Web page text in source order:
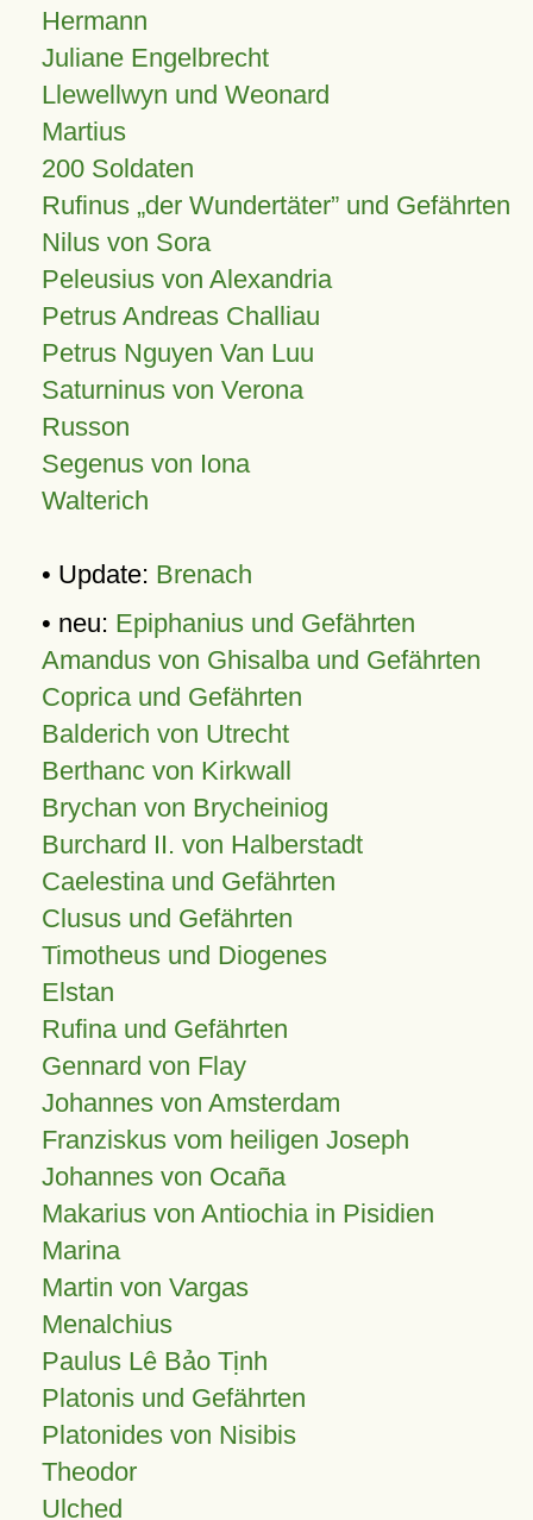
Hermann
Juliane Engelbrecht
Llewellwyn und Weonard
Martius
200 Soldaten
Rufinus „der Wundertäter” und Gefährten
Nilus von Sora
Peleusius von Alexandria
Petrus Andreas Challiau
Petrus Nguyen Van Luu
Saturninus von Verona
Russon
Segenus von Iona
Walterich
• Update: Brenach
• neu: Epiphanius und Gefährten
Amandus von Ghisalba und Gefährten
Coprica und Gefährten
Balderich von Utrecht
Berthanc von Kirkwall
Brychan von Brycheiniog
Burchard II. von Halberstadt
Caelestina und Gefährten
Clusus und Gefährten
Timotheus und Diogenes
Elstan
Rufina und Gefährten
Gennard von Flay
Johannes von Amsterdam
Franziskus vom heiligen Joseph
Johannes von Ocaña
Makarius von Antiochia in Pisidien
Marina
Martin von Vargas
Menalchius
Paulus Lê Bảo Tịnh
Platonis und Gefährten
Platonides von Nisibis
Theodor
Ulched